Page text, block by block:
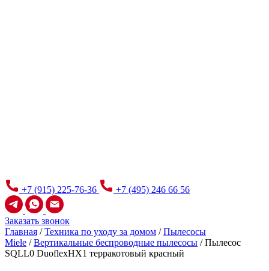
+7 (915) 225-76-36 +7 (495) 246 66 56
Заказать звонок
Главная /Техника по уходу за домом /Пылесосы
Miele /Вертикальные беспроводные пылесосы /Пылесос
SQLL0 DuoflexHX1 терракотовый красный